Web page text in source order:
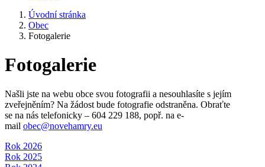
Úvodní stránka
Obec
Fotogalerie
Fotogalerie
Našli jste na webu obce svou fotografii a nesouhlasíte s jejím
zveřejněním? Na žádost bude fotografie odstraněna. Obraťte
se na nás telefonicky – 604 229 188, popř. na e-
mail obec@novehamry.eu
Rok 2026
Rok 2025